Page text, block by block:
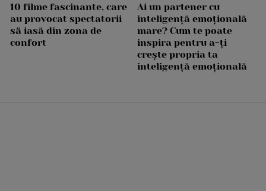
10 filme fascinante, care
au provocat spectatorii
să iasă din zona de
confort
Ai un partener cu
inteligență emoțională
mare? Cum te poate
inspira pentru a-ți
crește propria ta
inteligență emoțională